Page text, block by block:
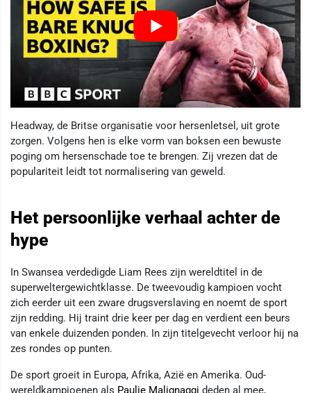
Headway, de Britse organisatie voor hersenletsel, uit grote
zorgen. Volgens hen is elke vorm van boksen een bewuste
poging om hersenschade toe te brengen. Zij vrezen dat de
populariteit leidt tot normalisering van geweld.
Het persoonlijke verhaal achter de
hype
In Swansea verdedigde Liam Rees zijn wereldtitel in de
superweltergewichtklasse. De tweevoudig kampioen vocht
zich eerder uit een zware drugsverslaving en noemt de sport
zijn redding. Hij traint drie keer per dag en verdient een beurs
van enkele duizenden ponden. In zijn titelgevecht verloor hij na
zes rondes op punten.
De sport groeit in Europa, Afrika, Azië en Amerika. Oud-
wereldkampioenen als Paulie Malignaggi deden al mee,